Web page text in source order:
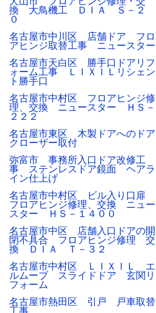
換 大鳥機工 ＤＩＡ Ｓ－２
０
名古屋市中川区 店舗ドア フロ
アヒンジ取替工事 ニュースター
名古屋市天白区 勝手口ドアリフ
ォーム工事 ＬＩＸＩＬリシェン
ト勝手口
名古屋市中村区 フロアヒンジ修
理、交換 ニュースター ＨＳ－
２２２
名古屋市東区 木製ドアへのドア
クローザー取付
弥富市 事務所入口ドア改修工
事 ステンレスドア鏡面 ヘアラ
イン仕上げ
名古屋市中村区 ビル入り口扉
フロアヒンジ修理、交換 ニュー
スター ＨＳ－１４００
名古屋市中区 店舗入口ドアの開
閉不具合 フロアヒンジ修理 交
換 ＤＩＡ Ｔ－３２
名古屋市中村区 ＬＩＸＩＬ エ
ルムーブ スライドドア 玄関リ
フォーム
名古屋市熱田区 引戸 戸車取替
工事